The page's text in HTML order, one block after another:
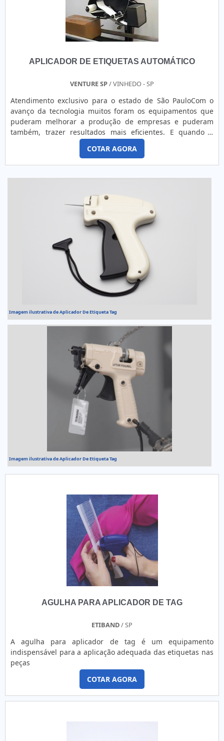
APLICADOR DE ETIQUETAS AUTOMÁTICO
VENTURE SP/ VINHEDO - SP
Atendimento exclusivo para o estado de São PauloCom o
avanço da tecnologia muitos foram os equipamentos que
puderam melhorar a produção de empresas e puderam
também, trazer resultados mais eficientes. E quando o
assunto é etiquetagem, podemos mencionar o aplicador de
etiquetas automático. Esse tipo de equipamento pode
aplicar etiquetas com velocidade e assertividade em uma
COTAR AGORA
Imagem ilustrativa de Aplicador De Etiqueta Tag
Imagem ilustrativa de Aplicador De Etiqueta Tag
AGULHA PARA APLICADOR DE TAG
ETIBAND/ SP
A agulha para aplicador de tag é um equipamento
indispensável para a aplicação adequada das etiquetas nas
peças
COTAR AGORA